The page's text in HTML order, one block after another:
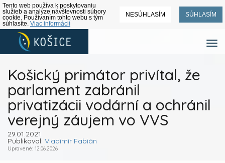
Tento web používa k poskytovaniu
služieb a analýze návštevnosti súbory
cookie. Používaním tohto webu s tým
súhlasíte. Viac informácií
NESÚHLASÍM SÚHLASÍM
Košický primátor privítal, že
parlament zabránil
privatizácii vodární a ochránil
verejný záujem vo VVS
29.01.2021
Publikoval: Vladimír Fabián
Upravené: 12.06.2026